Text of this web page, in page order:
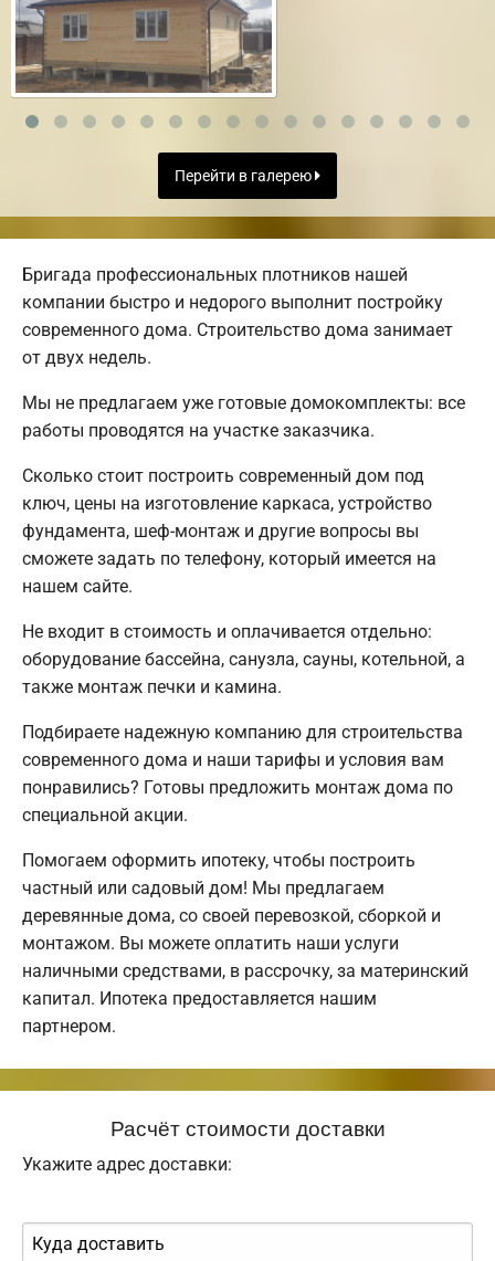
Перейти в галерею
Бригада профессиональных плотников нашей
компании быстро и недорого выполнит постройку
современного дома. Строительство дома занимает
от двух недель.
Мы не предлагаем уже готовые домокомплекты: все
работы проводятся на участке заказчика.
Сколько стоит построить современный дом под
ключ, цены на изготовление каркаса, устройство
фундамента, шеф-монтаж и другие вопросы вы
сможете задать по телефону, который имеется на
нашем сайте.
Не входит в стоимость и оплачивается отдельно:
оборудование бассейна, санузла, сауны, котельной, а
также монтаж печки и камина.
Подбираете надежную компанию для строительства
современного дома и наши тарифы и условия вам
понравились? Готовы предложить монтаж дома по
специальной акции.
Помогаем оформить ипотеку, чтобы построить
частный или садовый дом! Мы предлагаем
деревянные дома, со своей перевозкой, сборкой и
монтажом. Вы можете оплатить наши услуги
наличными средствами, в рассрочку, за материнский
капитал. Ипотека предоставляется нашим
партнером.
Расчёт стоимости доставки
Укажите адрес доставки: